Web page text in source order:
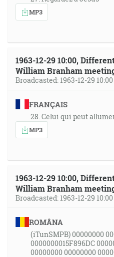
MP3
1963-12-29 10:00,
William Branham
Broadcasted: 1963-12-29 10:00
FRANÇAIS
28. Celui qui peut
MP3
1963-12-29 10:00,
William Branham
Broadcasted: 1963-12-29 10:00
ROMÂNA
(iTunSMPB) 00000000
0000000015F896DC
00000000 00000000